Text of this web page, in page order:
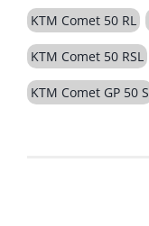
KTM Comet 50 RL
KTM Comet 50 RSL
KTM Comet GP 50 S